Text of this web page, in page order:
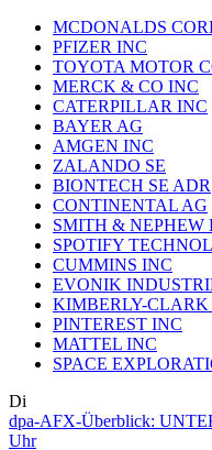
MCDONALDS
PFIZER INC
TOYOTA MOTOR
MERCK & CO INC
CATERPILLAR INC
BAYER AG
AMGEN INC
ZALANDO SE
BIONTECH SE ADR
CONTINENTAL AG
SMITH & NEPHEW
SPOTIFY
CUMMINS INC
EVONIK
KIMBERLY-CLARK
PINTEREST INC
MATTEL INC
SPACE
Di
dpa-AFX-Überblick:
Uhr